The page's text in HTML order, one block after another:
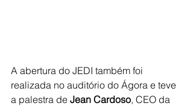
A abertura do JEDI também foi
realizada no auditório do Ágora e teve
a palestra de Jean Cardoso, CEO da